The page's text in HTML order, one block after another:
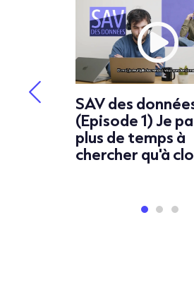
SAV des
(Episode 1) Je
plus de temps à
chercher qu'à